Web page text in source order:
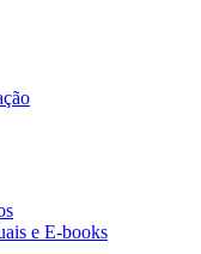
e E-books